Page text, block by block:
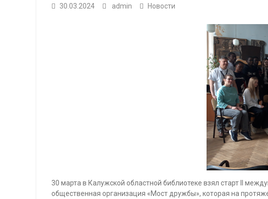
30.03.2024 admin Новости
30 марта в Калужской областной библиотеке взял старт II
общественная организация «Мост дружбы», которая на